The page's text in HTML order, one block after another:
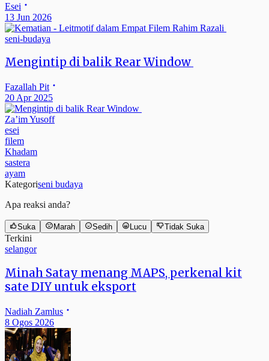
Esei
13 Jun 2026
seni-budaya
Mengintip di balik Rear Window
Fazallah Pit
20 Apr 2025
Za’im Yusoff
esei
filem
Khadam
sastera
ayam
Kategoriseni budaya
Apa reaksi anda?
Suka Marah Sedih Lucu Tidak Suka
Terkini
selangor
Minah Satay menang MAPS, perkenal kit
sate DIY untuk eksport
Nadiah Zamlus
8 Ogos 2026